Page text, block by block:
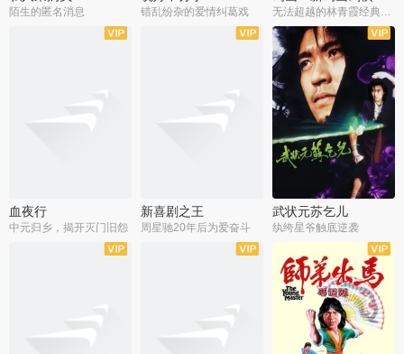
陌生的匿名消息 错乱纷杂的爱情纠葛戏 无法超越的林青霞经典角色
血夜行
中元归乡，揭开灭门旧怨
新喜剧之王
周星驰20年后为爱奋斗
武状元苏乞儿
纨绔星爷触底逆袭